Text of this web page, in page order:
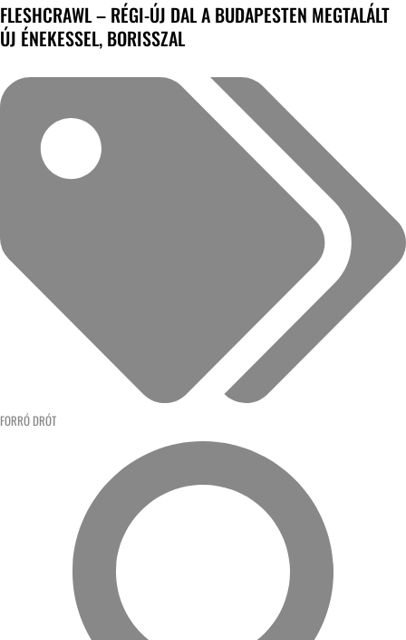
FLESHCRAWL – RÉGI-ÚJ DAL A BUDAPESTEN MEGTALÁLT
ÚJ ÉNEKESSEL, BORISSZAL
FORRÓ DRÓT